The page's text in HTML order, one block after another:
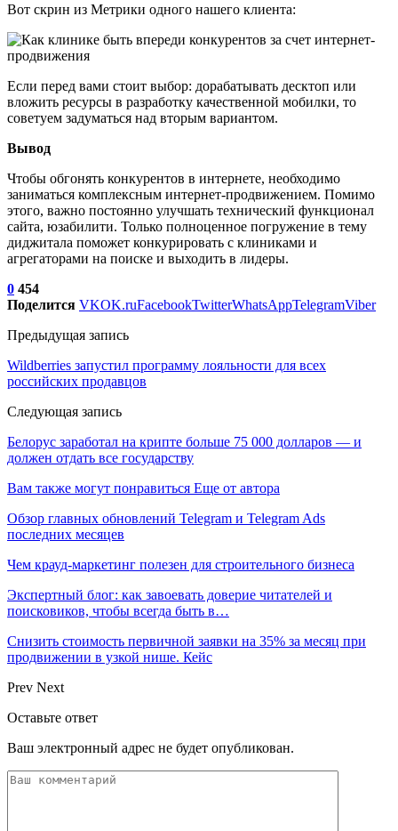
Вот скрин из Метрики одного нашего клиента:
Если перед вами стоит выбор: дорабатывать десктоп или
вложить ресурсы в разработку качественной мобилки, то
советуем задуматься над вторым вариантом.
Вывод
Чтобы обгонять конкурентов в интернете, необходимо
заниматься комплексным интернет-продвижением. Помимо
этого, важно постоянно улучшать технический функционал
сайта, юзабилити. Только полноценное погружение в тему
диджитала поможет конкурировать с клиниками и
агрегаторами на поиске и выходить в лидеры.
0 454
Поделится VKOK.ruFacebookTwitterWhatsAppTelegramViber
Предыдущая запись
Wildberries запустил программу лояльности для всех
российских продавцов
Следующая запись
Белорус заработал на крипте больше 75 000 долларов — и
должен отдать все государству
Вам также могут понравиться Еще от автора
Обзор главных обновлений Telegram и Telegram Ads
последних месяцев
Чем крауд-маркетинг полезен для строительного бизнеса
Экспертный блог: как завоевать доверие читателей и
поисковиков, чтобы всегда быть в…
Снизить стоимость первичной заявки на 35% за месяц при
продвижении в узкой нише. Кейс
Prev Next
Оставьте ответ
Ваш электронный адрес не будет опубликован.